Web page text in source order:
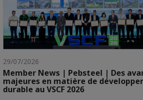
29/07/2026
Member News | Pebsteel | Des
majeures en matière de
durable au VSCF 2026